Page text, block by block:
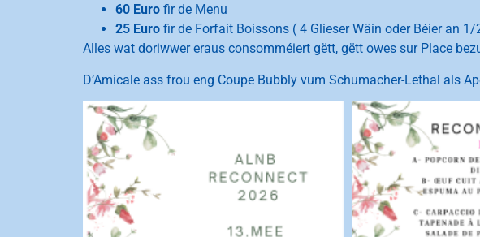
60 Euro fir de Menu
25 Euro fir de Forfait Boissons ( 4 Glieser Wäin oder Béier an 1/
Alles wat doriwwer eraus consomméiert gëtt, gëtt owes sur Place
D’Amicale ass frou eng Coupe Bubbly vum Schumacher-Lethal als